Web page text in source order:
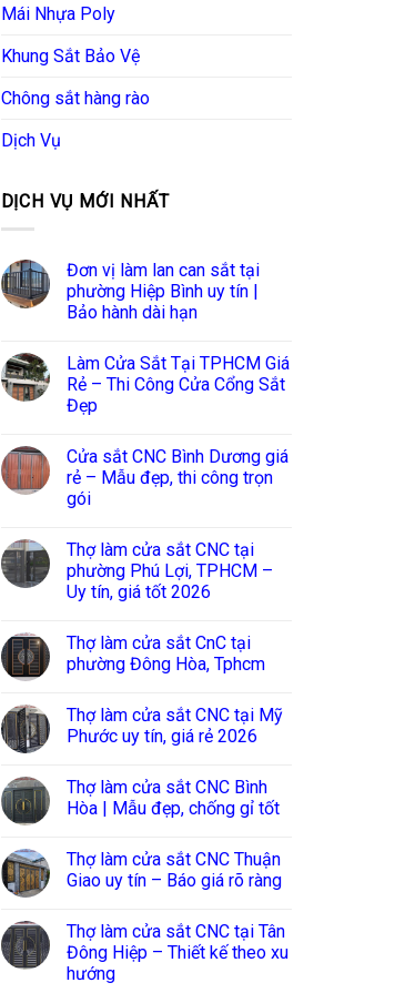
Mái Nhựa Poly
Khung Sắt Bảo Vệ
Chông sắt hàng rào
Dịch Vụ
DỊCH VỤ MỚI NHẤT
Đơn vị làm lan can sắt tại
phường Hiệp Bình uy tín |
Bảo hành dài hạn
Làm Cửa Sắt Tại TPHCM Giá
Rẻ – Thi Công Cửa Cổng Sắt
Đẹp
Cửa sắt CNC Bình Dương giá
rẻ – Mẫu đẹp, thi công trọn
gói
Thợ làm cửa sắt CNC tại
phường Phú Lợi, TPHCM –
Uy tín, giá tốt 2026
Thợ làm cửa sắt CnC tại
phường Đông Hòa, Tphcm
Thợ làm cửa sắt CNC tại Mỹ
Phước uy tín, giá rẻ 2026
Thợ làm cửa sắt CNC Bình
Hòa | Mẫu đẹp, chống gỉ tốt
Thợ làm cửa sắt CNC Thuận
Giao uy tín – Báo giá rõ ràng
Thợ làm cửa sắt CNC tại Tân
Đông Hiệp – Thiết kế theo xu
hướng